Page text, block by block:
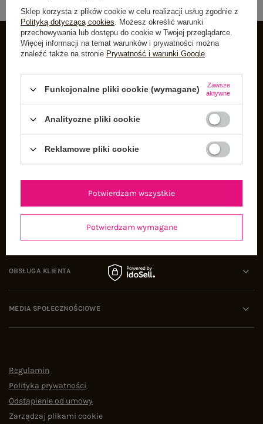
INFORMACJE O BUTIK
Listy zakupowe
Lista zakupionych produktów
Historia transakcji
OBSŁUGA KLIENTA
MEDIA SPOŁECZNOŚCIOWE
Regulamin
Polityka prywatności
Odstąpienie od umowy
Zarządzaj plikami cookie
Sklep korzysta z plików cookie w celu realizacji usług zgodnie z
Polityką dotyczącą cookies. Możesz określić warunki
przechowywania lub dostępu do cookie w Twojej przeglądarce.
Więcej informacji na temat warunków i prywatności można
znaleźć także na stronie Prywatność i warunki Google.
Funkcjonalne pliki cookie (wymagane)
Zawsze
aktywne
Analityczne pliki cookie
Reklamowe pliki cookie
Potwierdzam wymagane
Potwierdzam wszystkie